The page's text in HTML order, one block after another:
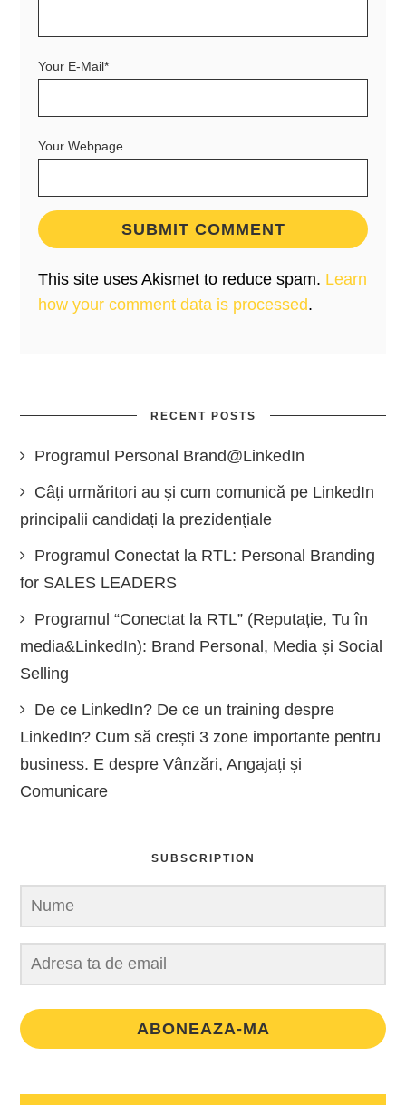
Your E-Mail*
Your Webpage
This site uses Akismet to reduce spam. Learn
how your comment data is processed.
RECENT POSTS
Programul Personal Brand@LinkedIn
Câți urmăritori au și cum comunică pe LinkedIn
principalii candidați la prezidențiale
Programul Conectat la RTL: Personal Branding
for SALES LEADERS
Programul “Conectat la RTL” (Reputație, Tu în
media&LinkedIn): Brand Personal, Media și Social
Selling
De ce LinkedIn? De ce un training despre
LinkedIn? Cum să crești 3 zone importante pentru
business. E despre Vânzări, Angajați și
Comunicare
SUBSCRIPTION
ABONEAZA-MA